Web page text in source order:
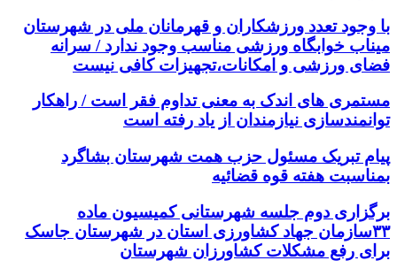
با وجود تعدد ورزشکاران و قهرمانان ملی در شهرستان
میناب خوابگاه ورزشی مناسب وجود ندارد / سرانه
فضای ورزشی و امکانات،تجهیزات کافی نیست
مستمری های اندک به معنی تداوم فقر است / راهکار
توانمندسازی نیازمندان از یاد رفته است
پیام تبریک مسئول حزب همت شهرستان بشاگرد
بمناسبت هفته قوه قضائیه
برگزاری دوم جلسه شهرستانی کمیسیون ماده
۳۳سازمان جهاد کشاورزی استان در شهرستان جاسک
برای رفع مشکلات کشاورزان شهرستان